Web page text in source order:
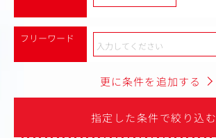
フリーワード
更に条件を追加する
指定した条件で絞り込む